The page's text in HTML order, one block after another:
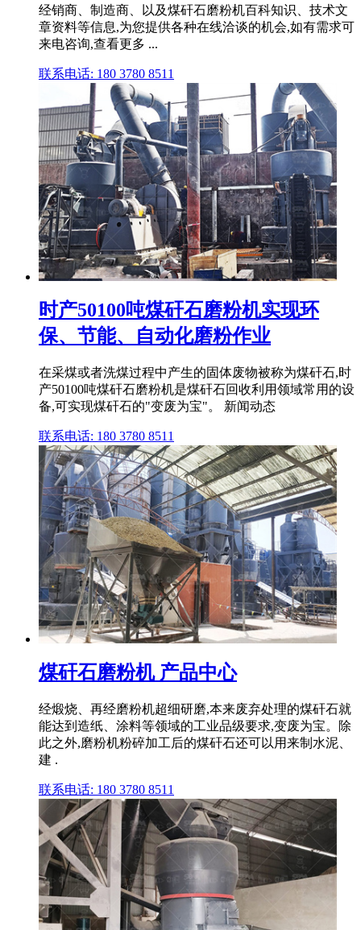
经销商、制造商、以及煤矸石磨粉机百科知识、技术文
章资料等信息,为您提供各种在线洽谈的机会,如有需求可
来电咨询,查看更多 ...
联系电话: 180 3780 8511
时产50100吨煤矸石磨粉机实现环
保、节能、自动化磨粉作业
在采煤或者洗煤过程中产生的固体废物被称为煤矸石,时
产50100吨煤矸石磨粉机是煤矸石回收利用领域常用的设
备,可实现煤矸石的"变废为宝"。 新闻动态
联系电话: 180 3780 8511
煤矸石磨粉机 产品中心
经煅烧、再经磨粉机超细研磨,本来废弃处理的煤矸石就
能达到造纸、涂料等领域的工业品级要求,变废为宝。除
此之外,磨粉机粉碎加工后的煤矸石还可以用来制水泥、
建 .
联系电话: 180 3780 8511